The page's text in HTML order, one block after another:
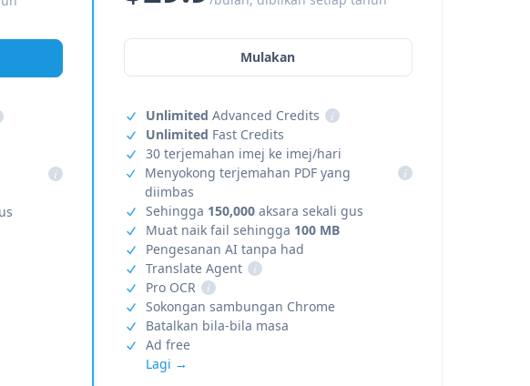
i
Mulakan
Unlimited Advanced Credits
i
Unlimited Fast Credits
30 terjemahan imej ke imej/hari
Menyokong terjemahan PDF yang
diimbas
i
Sehingga 150,000aksara sekali gus
Muat naik fail sehingga 100 MB
Pengesanan AI tanpa had
Translate Agent
i
Pro OCR
i
Sokongan sambungan Chrome
Batalkan bila-bila masa
Ad free
Lagi →